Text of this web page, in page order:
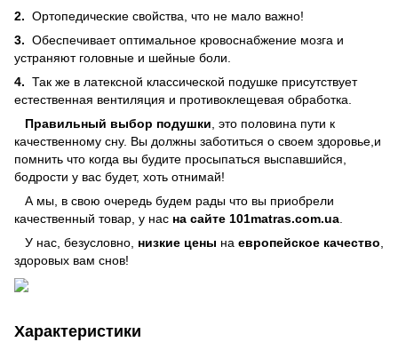
2. Ортопедические свойства, что не мало важно!
3. Обеспечивает оптимальное кровоснабжение мозга и
устраняют головные и шейные боли.
4. Так же в латексной классической подушке присутствует
естественная вентиляция и противоклещевая обработка.
Правильный выбор подушки , это половина пути к
качественному сну. Вы должны заботиться о своем здоровье,и
помнить что когда вы будите просыпаться выспавшийся,
бодрости у вас будет, хоть отнимай!
А мы, в свою очередь будем рады что вы приобрели
качественный товар, у нас на сайте 101matras.com.ua
У нас, безусловно, низкие цены на европейское качество
здоровых вам снов!
Характеристики